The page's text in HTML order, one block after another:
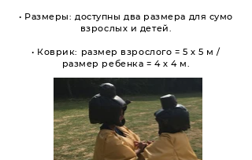
• Размеры: доступны два размера для сумо
взрослых и детей.
• Коврик: размер взрослого = 5 х 5 м /
размер ребенка = 4 х 4 м.